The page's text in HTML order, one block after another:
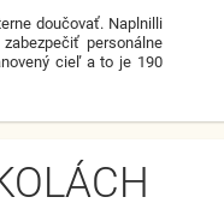
doučovať. Naplnilli
personálne
cieľ a to je 190